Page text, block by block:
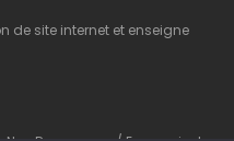
de site internet et enseigne